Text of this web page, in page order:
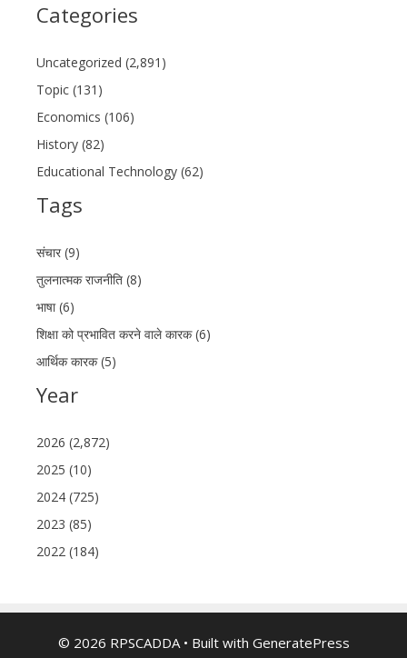
Categories
Uncategorized (2,891)
Topic (131)
Economics (106)
History (82)
Educational Technology (62)
Tags
संचार (9)
तुलनात्मक राजनीति (8)
भाषा (6)
शिक्षा को प्रभावित करने वाले कारक (6)
आर्थिक कारक (5)
Year
2026 (2,872)
2025 (10)
2024 (725)
2023 (85)
2022 (184)
© 2026 RPSCADDA• Built with GeneratePress